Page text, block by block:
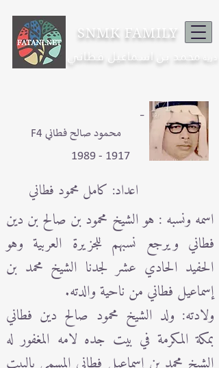
SNMK FAMILY
ذرية محمد بن اسماعيل فطاني
F4 محمود صالح فطاني
-
1917 - 1989
اعداد: كامل محمود فطاني
اسمه ونسبه : هو الشيخ محمود بن صالح بن دين
فطاني ويرجع نسبهم للجزيرة العربية وهو
الحفيد الحادي عشر لجدنا الشيخ محمد بن
إسماعيل فطاني من ناحية والدته.
ولادته: ولد الشيخ محمود صالح دين فطاني
بمكة المكرمة في بيت جده لامه المغفور له